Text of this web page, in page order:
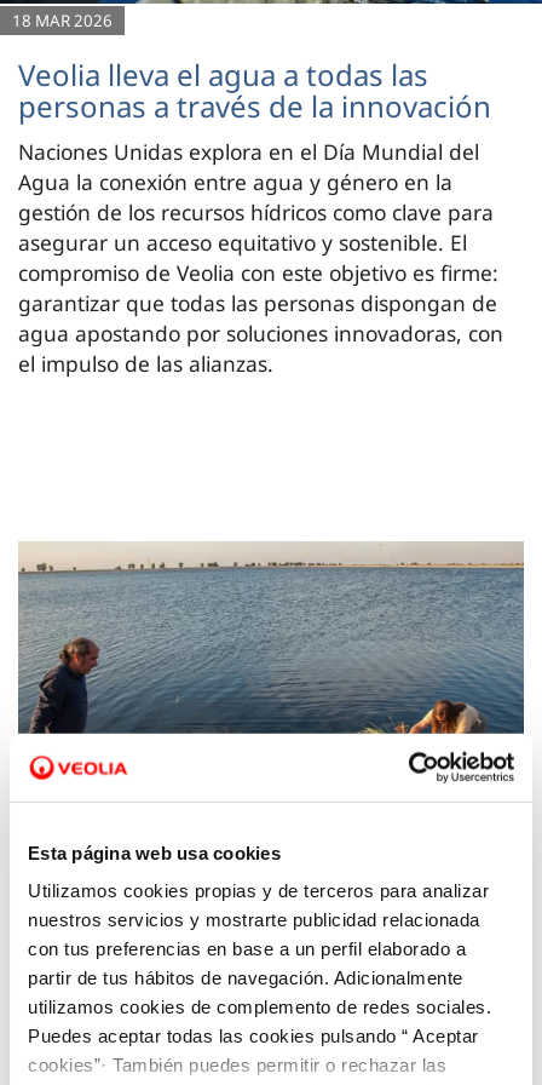
Esta página web usa cookies
Utilizamos cookies propias y de terceros para analizar
nuestros servicios y mostrarte publicidad relacionada
con tus preferencias en base a un perfil elaborado a
partir de tus hábitos de navegación. Adicionalmente
utilizamos cookies de complemento de redes sociales.
Puedes aceptar todas las cookies pulsando “ Aceptar
cookies”· También puedes permitir o rechazar las
18 MAR 2026
Veolia lleva el agua a todas las
personas a través de la innovación
Naciones Unidas explora en el Día Mundial del
Agua la conexión entre agua y género en la
gestión de los recursos hídricos como clave para
asegurar un acceso equitativo y sostenible. El
compromiso de Veolia con este objetivo es firme:
garantizar que todas las personas dispongan de
agua apostando por soluciones innovadoras, con
el impulso de las alianzas.
11 FEB 2019
Nuevas islas flotantes en EDAR Cabezo
Beaza para nidificación de aves acuáticas